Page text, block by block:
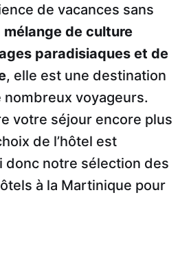
de vacances sans
mélange de culture
paradisiaques et de
, elle est une destination
nombreux voyageurs.
votre séjour encore plus
de l’hôtel est
donc notre sélection des
à la Martinique pour